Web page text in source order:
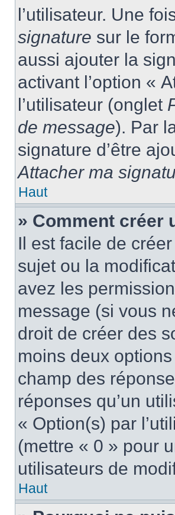
l’utilisateur. Une
signature sur le
aussi ajouter la
activant l’option «
l’utilisateur (onglet
de message). Par
signature d’être
Attacher ma
Haut
» Comment créer
Il est facile de
sujet ou la
avez les
message (si vous
droit de créer des
moins deux
champ des
réponses qu’un
« Option(s) par
(mettre « 0 » pour
utilisateurs de
Haut